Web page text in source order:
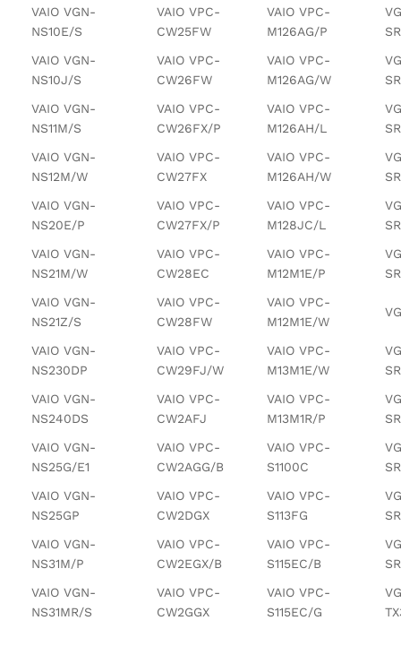
VAIO VGN-
NS10E/S
VAIO VPC-
CW25FW
VAIO VPC-
M126AG/P
VAIO VGN-
NS10J/S
VAIO VPC-
CW26FW
VAIO VPC-
M126AG/W
VAIO VGN-
NS11M/S
VAIO VPC-
CW26FX/P
VAIO VPC-
M126AH/L
VAIO VGN-
NS12M/W
VAIO VPC-
CW27FX
VAIO VPC-
M126AH/W
VAIO VGN-
NS20E/P
VAIO VPC-
CW27FX/P
VAIO VPC-
M128JC/L
VAIO VGN-
NS21M/W
VAIO VPC-
CW28EC
VAIO VPC-
M12M1E/P
VAIO VGN-
NS21Z/S
VAIO VPC-
CW28FW
VAIO VPC-
M12M1E/W
VAIO VGN-
NS230DP
VAIO VPC-
CW29FJ/W
VAIO VPC-
M13M1E/W
VAIO VGN-
NS240DS
VAIO VPC-
CW2AFJ
VAIO VPC-
M13M1R/P
VAIO VGN-
NS25G/E1
VAIO VPC-
CW2AGG/B
VAIO VPC-
S1100C
VAIO VGN-
NS25GP
VAIO VPC-
CW2DGX
VAIO VPC-
S113FG
VAIO VGN-
NS31M/P
VAIO VPC-
CW2EGX/B
VAIO VPC-
S115EC/B
VAIO VGN-
NS31MR/S
VAIO VPC-
CW2GGX
VAIO VPC-
S115EC/G